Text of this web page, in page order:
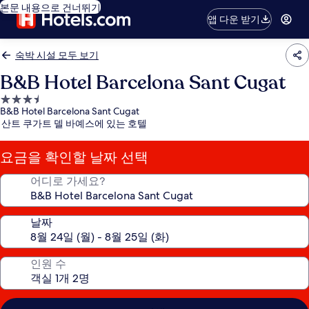
본문 내용으로 건너뛰기
앱 다운 받기
숙박 시설 모두 보기
B&B Hotel Barcelona Sant Cugat
3.5
성
급
숙
박
시
B&B Hotel Barcelona Sant Cugat
산트 쿠가트 델 바예스에 있는 호텔
요금을 확인할 날짜 선택
어디로 가세요?
날짜
인원 수